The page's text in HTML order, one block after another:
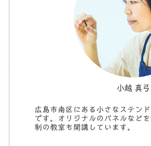
小越 真弓
広島市南区にある小さなステン
です。オリジナルのパネルなど
制の教室も開講しています。